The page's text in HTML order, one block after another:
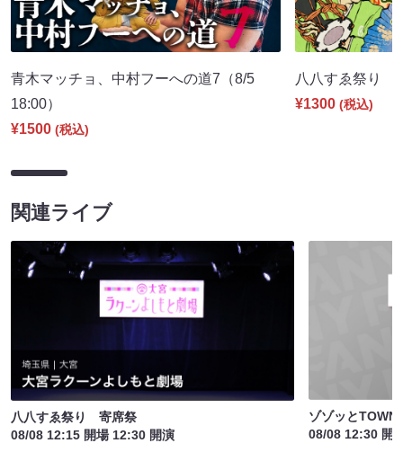
青木マッチョ、中村フーへの道7（8/5
18:00）
¥1500 (税込)
八八すゑ祭り
¥1300 (税込)
関連ライブ
八八すゑ祭り 寄席祭
08/08 12:15 開場 12:30 開演
ゾゾッと
08/08 12:30 開